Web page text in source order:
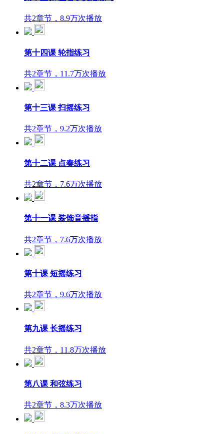
共2章节，8.9万次播放
第十四课 轮指练习
共2章节，11.7万次播放
第十三课 扫摇练习
共2章节，9.2万次播放
第十二课 点奏练习
共2章节，7.6万次播放
第十一课 装饰音摇指
共2章节，7.6万次播放
第十课 短摇练习
共2章节，9.6万次播放
第九课 长摇练习
共2章节，11.8万次播放
第八课 和弦练习
共2章节，8.3万次播放